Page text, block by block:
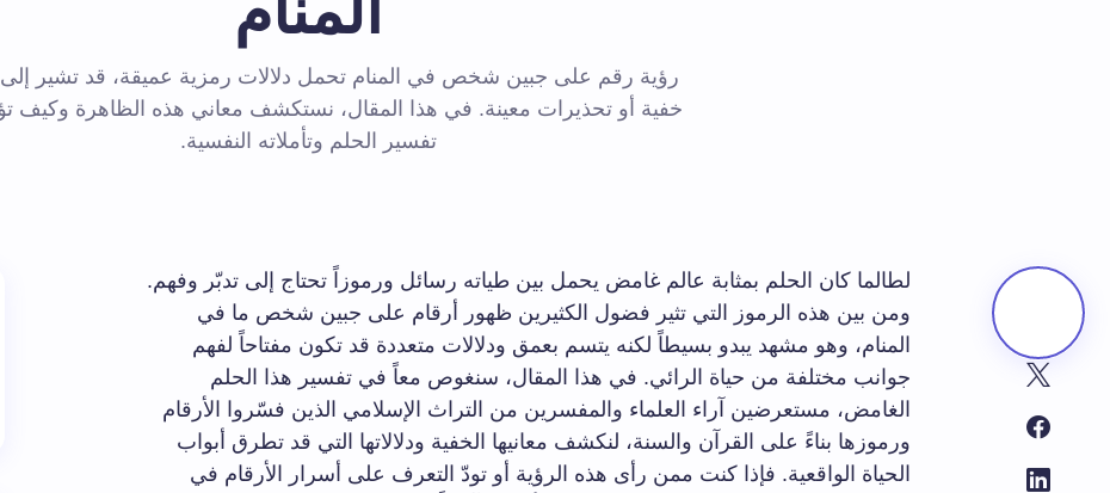
رؤية رقم على جبين شخص في المنام تحمل دلالات رمزية عميقة، قد تشير
خفية أو تحذيرات معينة. في هذا المقال، نستكشف معاني هذه الظاهرة وكيف
تفسير الحلم وتأملاته النفسية.
لطالما كان الحلم بمثابة عالم غامض يحمل بين طياته رسائل ورموزاً تحتاج إلى تدبّر وفهم.
ومن بين هذه الرموز التي تثير فضول الكثيرين ظهور أرقام على جبين شخص ما في
المنام، وهو مشهد يبدو بسيطاً لكنه يتسم بعمق ودلالات متعددة قد تكون مفتاحاً لفهم
جوانب مختلفة من حياة الرائي. في هذا المقال، سنغوص معاً في تفسير هذا الحلم
الغامض، مستعرضين آراء العلماء والمفسرين من التراث الإسلامي الذين فسّروا الأرقام
ورموزها بناءً على القرآن والسنة، لنكشف معانيها الخفية ودلالاتها التي قد تطرق أبواب
الحياة الواقعية. فإذا كنت ممن رأى هذه الرؤية أو تودّ التعرف على أسرار الأرقام في